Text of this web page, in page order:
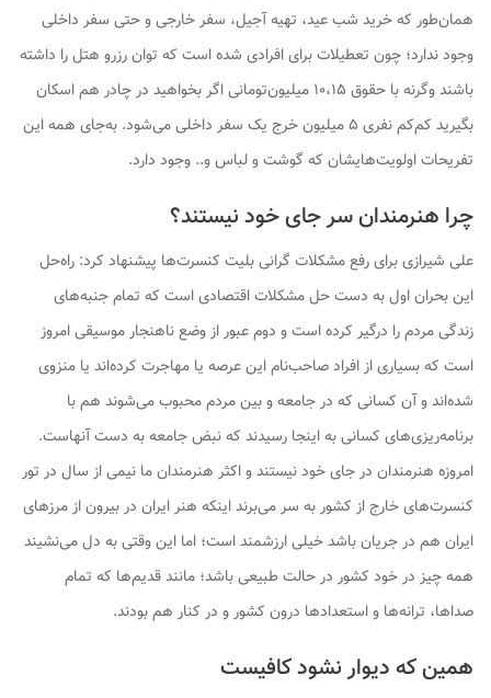
همان‌طور که خرید شب عید، تهیه آجیل، سفر خارجی و حتی سفر داخلی
وجود ندارد؛ چون تعطیلات برای افرادی شده است که توان رزرو هتل را داشته
باشند وگرنه با حقوق ۱۰،۱۵ میلیون‌تومانی اگر بخواهید در چادر هم اسکان
بگیرید کم‌کم نفری ۵ میلیون خرج یک سفر داخلی می‌شود. به‌جای همه این
تفریحات اولویت‌هایشان که گوشت و لباس و.. وجود دارد.
چرا هنرمندان سر جای خود نیستند؟
علی شیرازی برای رفع مشکلات گرانی بلیت کنسرت‌ها پیشنهاد کرد: راه‌حل
این بحران اول به دست حل مشکلات اقتصادی است که تمام جنبه‌های
زندگی مردم را درگیر کرده است و دوم عبور از وضع ناهنجار موسیقی امروز
است که بسیاری از افراد صاحب‌نام این عرصه یا مهاجرت کرده‌اند یا منزوی
شده‌اند و آن کسانی که در جامعه و بین مردم محبوب می‌شوند هم با
برنامه‌ریزی‌های کسانی به اینجا رسیدند که نبض جامعه به دست آنهاست.
امروزه هنرمندان در جای خود نیستند و اکثر هنرمندان ما نیمی از سال در تور
کنسرت‌های خارج از کشور به سر می‌برند اینکه هنر ایران در بیرون از مرزهای
ایران هم در جریان باشد خیلی ارزشمند است؛ اما این وقتی به دل می‌نشیند
همه چیز در خود کشور در حالت طبیعی باشد؛ مانند قدیم‌ها که تمام
صداها، ترانه‌ها و استعدادها درون کشور و در کنار هم بودند.
همین که دیوار نشود کافیست